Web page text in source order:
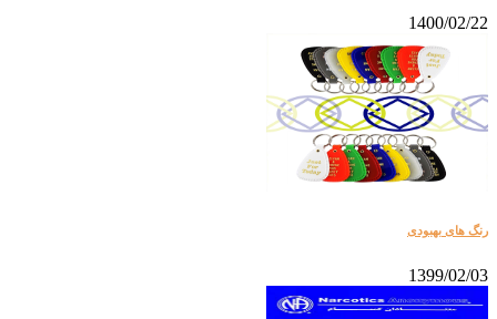
1400/02/22
رنگ های بهبودی
1399/02/03